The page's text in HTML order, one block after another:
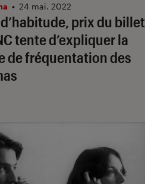
prix du billet
tente d’expliquer la
de fréquentation des
• 24 mai. 2022